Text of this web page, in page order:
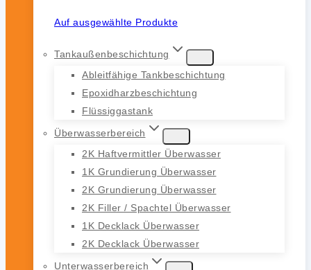
Auf ausgewählte Produkte
Tankaußenbeschichtung
Ableitfähige Tankbeschichtung
Epoxidharzbeschichtung
Flüssiggastank
Überwasserbereich
2K Haftvermittler Überwasser
1K Grundierung Überwasser
2K Grundierung Überwasser
2K Filler / Spachtel Überwasser
1K Decklack Überwasser
2K Decklack Überwasser
Unterwasserbereich